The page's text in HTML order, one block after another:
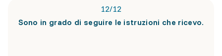
12/12
Sono in grado di seguire le istruzioni che ricevo.